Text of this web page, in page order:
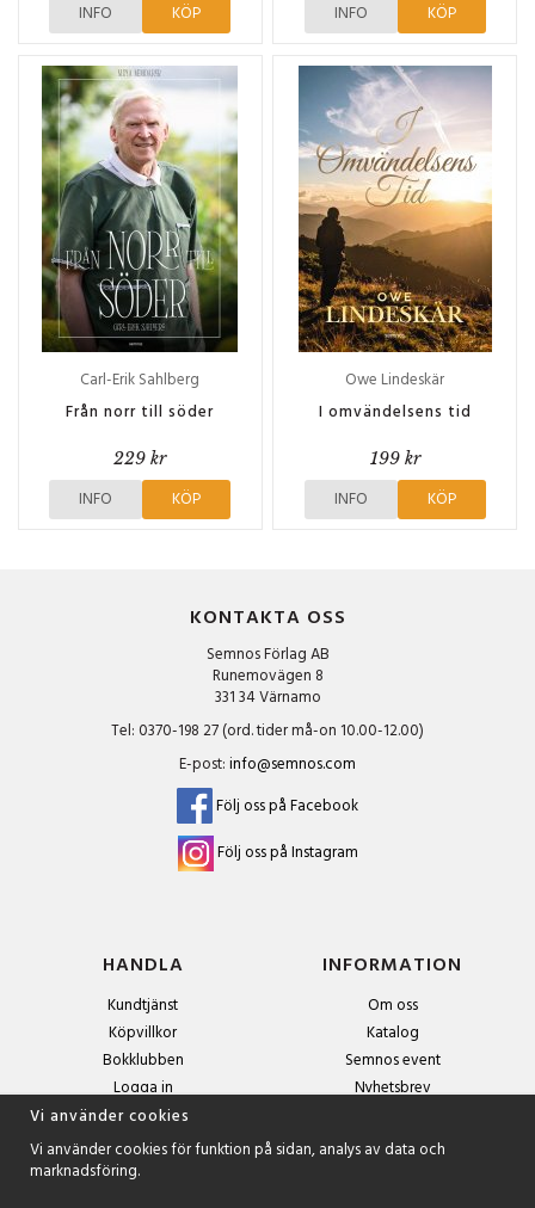
INFO KÖP INFO KÖP
Carl-Erik Sahlberg
Från norr till söder
229 kr
INFO KÖP
Owe Lindeskär
I omvändelsens tid
199 kr
INFO KÖP
KONTAKTA OSS
Semnos Förlag AB
Runemovägen 8
331 34 Värnamo
Tel: 0370-198 27 (ord. tider må-on 10.00-12.00)
E-post:info@semnos.com
Följ oss på Facebook
Följ oss på Instagram
HANDLA
Kundtjänst
Köpvillkor
Bokklubben
Logga in
INFORMATION
Om oss
Katalog
Semnos event
Nyhetsbrev
Vi använder cookies
Vi använder cookies för funktion på sidan, analys av data och
marknadsföring.